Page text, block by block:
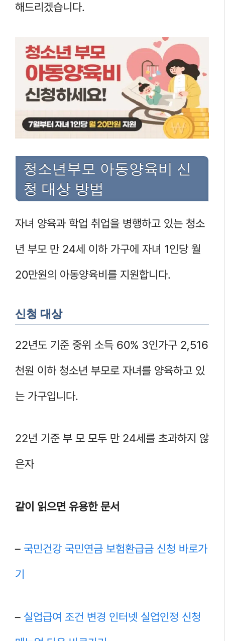
해드리겠습니다.
청소년부모 아동양육비 신
청 대상 방법
자녀 양육과 학업 취업을 병행하고 있는 청소
년 부모 만 24세 이하 가구에 자녀 1인당 월
20만원의 아동양육비를 지원합니다.
신청 대상
22년도 기준 중위 소득 60% 3인가구 2,516
천원 이하 청소년 부모로 자녀를 양육하고 있
는 가구입니다.
22년 기준 부 모 모두 만 24세를 초과하지 않
은자
같이 읽으면 유용한 문서
– 국민건강 국민연금 보험환급금 신청 바로가
기
– 실업급여 조건 변경 인터넷 실업인정 신청